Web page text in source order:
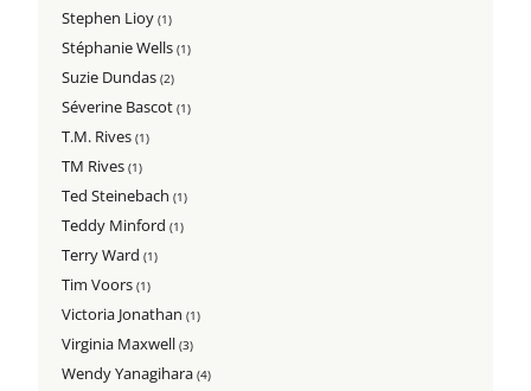
Stephen Lioy(1)
Stéphanie Wells(1)
Suzie Dundas(2)
Séverine Bascot(1)
T.M. Rives(1)
TM Rives(1)
Ted Steinebach(1)
Teddy Minford(1)
Terry Ward(1)
Tim Voors(1)
Victoria Jonathan(1)
Virginia Maxwell(3)
Wendy Yanagihara(4)